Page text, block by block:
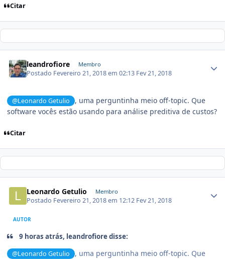
Citar
leandrofiore Membro
Postado Fevereiro 21, 2018 em 02:13 Fev 21, 2018
@Leonardo Getulio
, uma perguntinha meio off-topic. Que
software vocês estão usando para análise preditiva de custos?
Citar
Leonardo Getulio Membro
Postado Fevereiro 21, 2018 em 12:12 Fev 21, 2018
AUTOR
9 horas atrás, leandrofiore disse:
@Leonardo Getulio
, uma perguntinha meio off-topic. Que